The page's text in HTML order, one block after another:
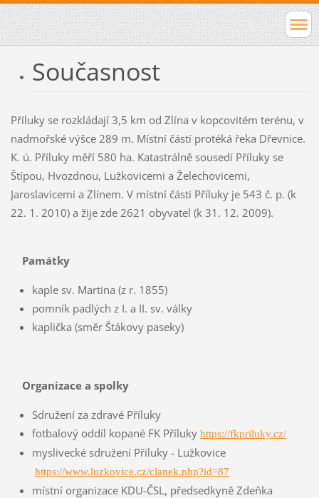
Současnost
Příluky se rozkládají 3,5 km od Zlína v kopcovitém terénu, v
nadmořské výšce 289 m. Místní částí protéká řeka Dřevnice.
K. ú. Příluky měří 580 ha. Katastrálně sousedí Příluky se
Štípou, Hvozdnou, Lužkovicemi a Želechovicemi,
Jaroslavicemi a Zlínem. V místní části Příluky je 543 č. p. (k
22. 1. 2010) a žije zde 2621 obyvatel (k 31. 12. 2009).
Památky
kaple sv. Martina (z r. 1855)
pomník padlých z I. a II. sv. války
kaplička (směr Štákovy paseky)
Organizace a spolky
Sdružení za zdravé Příluky
fotbalový oddíl kopané FK Příluky https://fkpriluky.cz/
myslivecké sdružení Příluky - Lužkovice
https://www.luzkovice.cz/clanek.php?id=87
místní organizace KDU-ČSL, předsedkyně Zdeňka